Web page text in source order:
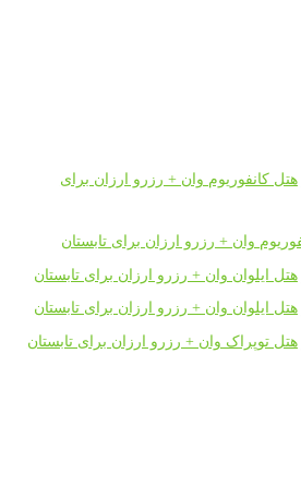
هتل کانفوریوم وان + رزرو ارزان برای
وان + رزرو ارزان برای تابستان
هتل ایلوان وان + رزرو ارزان برای تابستان
هتل ایلوان وان + رزرو ارزان برای تابستان
هتل توپراک وان + رزرو ارزان برای تابستان